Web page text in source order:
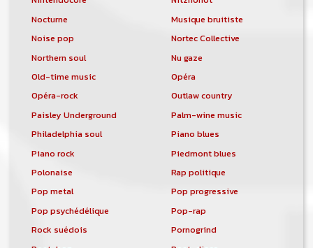
Nocturne
Musique bruitiste
Noise pop
Nortec Collective
Northern soul
Nu gaze
Old-time music
Opéra
Opéra-rock
Outlaw country
Paisley Underground
Palm-wine music
Philadelphia soul
Piano blues
Piano rock
Piedmont blues
Polonaise
Rap politique
Pop metal
Pop progressive
Pop psychédélique
Pop-rap
Rock suédois
Pornogrind